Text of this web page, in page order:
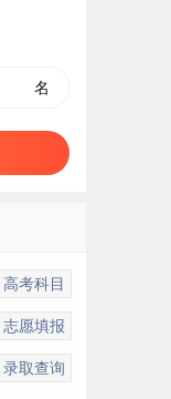
名
高考科目
志愿填报
录取查询